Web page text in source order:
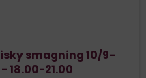
smagning 10/9-
18.00-21.00